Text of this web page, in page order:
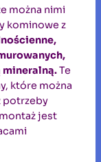
można nimi
kominowe z
mineralną.Te
które można
potrzeby
jest